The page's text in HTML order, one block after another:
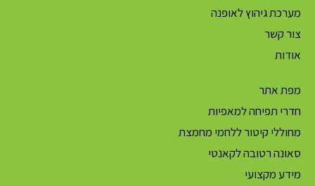
מערכת גיהוץ לאופנה
צור קשר
אודות
מפת אתר
חדרי תפיחה למאפיות
מחוללי קיטור ללחמי מחמצת
סאונה רטובה לקאנטי
מידע מקצועי